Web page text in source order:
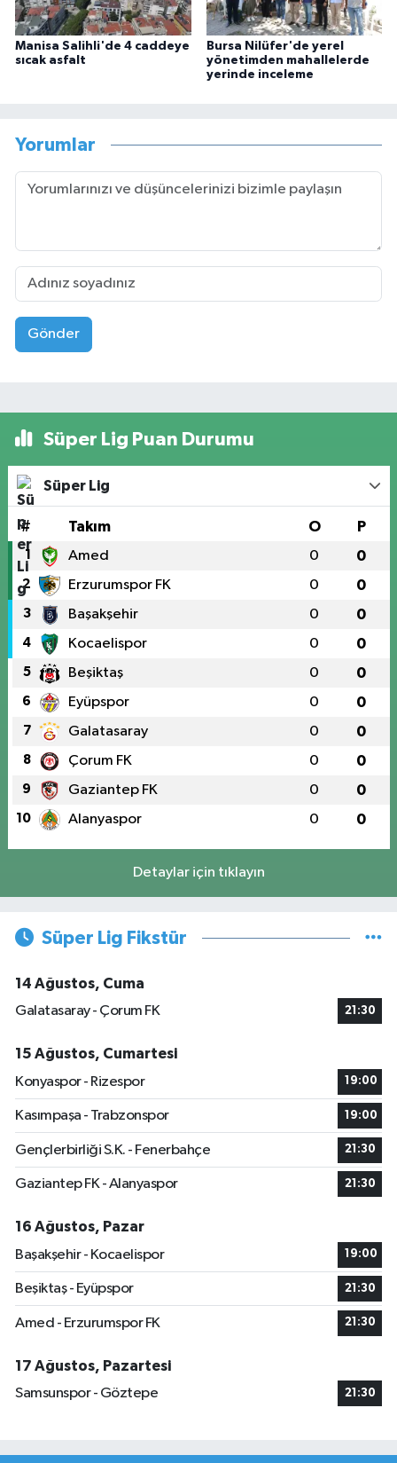
Manisa Salihli'de 4 caddeye
sıcak asfalt
Bursa Nilüfer'de yerel
yönetimden mahallelerde
yerinde inceleme
Yorumlar
Gönder
Süper Lig Puan Durumu
Süper Lig
# Takım O P
1 Amed 0 0
2 Erzurumspor FK 0 0
3 Başakşehir 0 0
4 Kocaelispor 0 0
5 Beşiktaş 0 0
6 Eyüpspor 0 0
7 Galatasaray 0 0
8 Çorum FK 0 0
9 Gaziantep FK 0 0
10 Alanyaspor 0 0
Detaylar için tıklayın
Süper Lig Fikstür
14 Ağustos, Cuma
Galatasaray - Çorum FK
21:30
15 Ağustos, Cumartesi
Konyaspor - Rizespor
19:00
Kasımpaşa - Trabzonspor 19:00
Gençlerbirliği S.K. - Fenerbahçe 21:30
Gaziantep FK - Alanyaspor 21:30
16 Ağustos, Pazar
Başakşehir - Kocaelispor
19:00
Beşiktaş - Eyüpspor 21:30
Amed - Erzurumspor FK 21:30
17 Ağustos, Pazartesi
Samsunspor - Göztepe
21:30